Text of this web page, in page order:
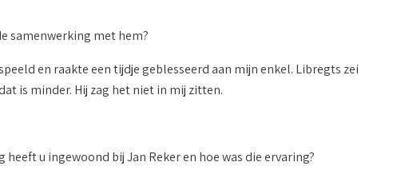
samenwerking met hem?
en raakte een tijdje geblesseerd aan mijn enkel. Libregts zei
is minder. Hij zag het niet in mij zitten.
heeft u ingewoond bij Jan Reker en hoe was die ervaring?